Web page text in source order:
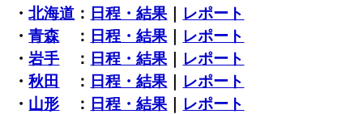
・北海道 ： 日程・結果
レポート
・青森 ： 日程・結果
レポート
・岩手 ： 日程・結果
レポート
・秋田 ： 日程・結果
レポート
・ 山形 ： 日程・結果
レポート